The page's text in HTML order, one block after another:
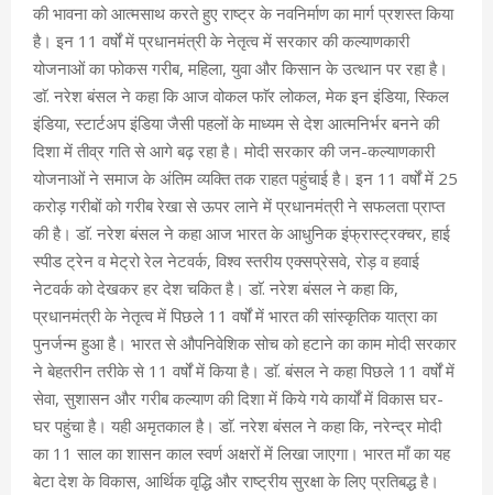
की भावना को आत्मसाथ करते हुए राष्ट्र के नवनिर्माण का मार्ग प्रशस्त किया
है। इन 11 वर्षों में प्रधानमंत्री के नेतृत्व में सरकार की कल्याणकारी
योजनाओं का फोकस गरीब, महिला, युवा और किसान के उत्थान पर रहा है।
डाॅ. नरेश बंसल ने कहा कि आज वोकल फाॅर लोकल, मेक इन इंडिया, स्किल
इंडिया, स्टार्टअप इंडिया जैसी पहलों के माध्यम से देश आत्मनिर्भर बनने की
दिशा में तीव्र गति से आगे बढ़ रहा है। मोदी सरकार की जन-कल्याणकारी
योजनाओं ने समाज के अंतिम व्यक्ति तक राहत पहुंचाई है। इन 11 वर्षों में 25
करोड़ गरीबों को गरीब रेखा से ऊपर लाने में प्रधानमंत्री ने सफलता प्राप्त
की है। डाॅ. नरेश बंसल ने कहा आज भारत के आधुनिक इंफ्रास्ट्रक्चर, हाई
स्पीड ट्रेन व मेट्रो रेल नेटवर्क, विश्व स्तरीय एक्सप्रेसवे, रोड़ व हवाई
नेटवर्क को देखकर हर देश चकित है। डाॅ. नरेश बंसल ने कहा कि,
प्रधानमंत्री के नेतृत्व में पिछले 11 वर्षों में भारत की सांस्कृतिक यात्रा का
पुनर्जन्म हुआ है। भारत से औपनिवेशिक सोच को हटाने का काम मोदी सरकार
ने बेहतरीन तरीके से 11 वर्षों में किया है। डाॅ. बंसल ने कहा पिछले 11 वर्षों में
सेवा, सुशासन और गरीब कल्याण की दिशा में किये गये कार्यों में विकास घर-
घर पहुंचा है। यही अमृतकाल है। डाॅ. नरेश बंसल ने कहा कि, नरेन्द्र मोदी
का 11 साल का शासन काल स्वर्ण अक्षरों में लिखा जाएगा। भारत माँ का यह
बेटा देश के विकास, आर्थिक वृद्धि और राष्ट्रीय सुरक्षा के लिए प्रतिबद्ध है।